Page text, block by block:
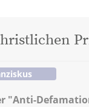
"Anti-